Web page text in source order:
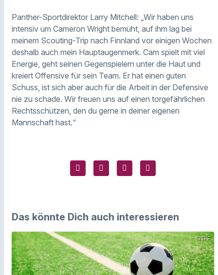
Panther-Sportdirektor Larry Mitchell: „Wir haben uns
intensiv um Cameron Wright bemüht, auf ihm lag bei
meinem Scouting-Trip nach Finnland vor einigen Wochen
deshalb auch mein Hauptaugenmerk. Cam spielt mit viel
Energie, geht seinen Gegenspielern unter die Haut und
kreiert Offensive für sein Team. Er hat einen guten
Schuss, ist sich aber auch für die Arbeit in der Defensive
nie zu schade. Wir freuen uns auf einen torgefährlichen
Rechtsschützen, den du gerne in deiner eigenen
Mannschaft hast.“
Das könnte Dich auch interessieren
123RF